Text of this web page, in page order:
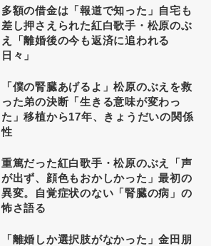
多額の借金は「報道で知った」自宅も
差し押さえられた紅白歌手・松原のぶ
え「離婚後の今も返済に追われる
日々」
「僕の腎臓あげるよ」松原のぶえを救
った弟の決断「生きる意味が変わっ
た」移植から17年、きょうだいの関係
性
重篤だった紅白歌手・松原のぶえ「声
が出ず、顔色もおかしかった」最初の
異変。自覚症状のない「腎臓の病」の
怖さ語る
「離婚しか選択肢がなかった」金田朋